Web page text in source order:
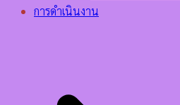
การดำเนินงาน